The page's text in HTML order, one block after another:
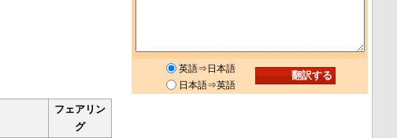
フェアリン
グ
英語⇒日本語
日本語⇒英語